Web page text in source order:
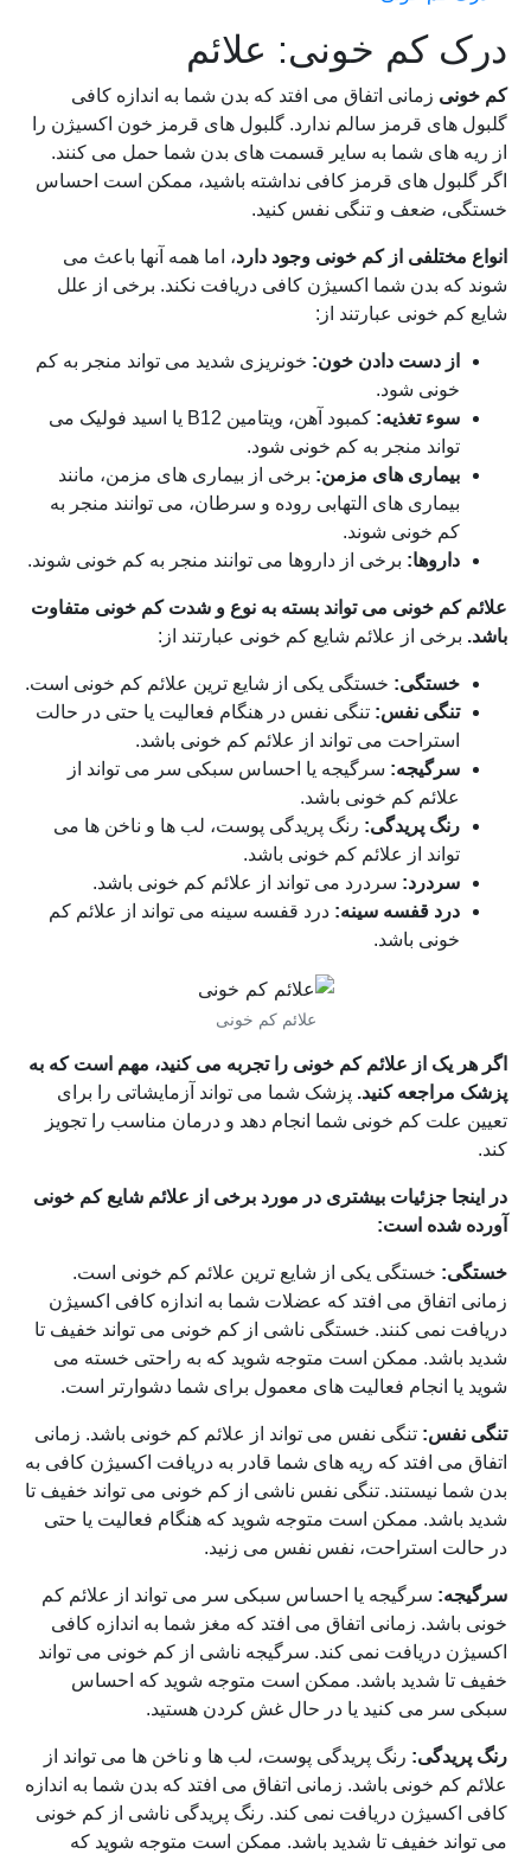
درک کم خونی: علائم
کم خونی زمانی اتفاق می افتد که بدن شما به اندازه کافی
گلبول های قرمز سالم ندارد. گلبول های قرمز خون اکسیژن را
از ریه های شما به سایر قسمت های بدن شما حمل می کنند.
اگر گلبول های قرمز کافی نداشته باشید، ممکن است احساس
خستگی، ضعف و تنگی نفس کنید.
انواع مختلفی از کم خونی وجود دارد، اما همه آنها باعث می
شوند که بدن شما اکسیژن کافی دریافت نکند. برخی از علل
شایع کم خونی عبارتند از:
از دست دادن خون: خونریزی شدید می تواند منجر به کم
خونی شود.
سوء تغذیه:
کمبود آهن، ویتامین B12 یا اسید فولیک می
تواند منجر به کم خونی شود.
بیماری های مزمن: برخی از بیماری های مزمن، مانند
بیماری های التهابی روده و سرطان، می توانند منجر به
کم خونی شوند.
داروها: برخی از داروها می توانند منجر به کم خونی شوند.
علائم کم خونی می تواند بسته به نوع و شدت کم خونی متفاوت
باشد. برخی از علائم شایع کم خونی عبارتند از:
خستگی: خستگی یکی از شایع ترین علائم کم خونی است.
تنگی نفس: تنگی نفس در هنگام فعالیت یا حتی در حالت
استراحت می تواند از علائم کم خونی باشد.
سرگیجه: سرگیجه یا احساس سبکی سر می تواند از
علائم کم خونی باشد.
رنگ پریدگی: رنگ پریدگی پوست، لب ها و ناخن ها می
تواند از علائم کم خونی باشد.
سردرد: سردرد می تواند از علائم کم خونی باشد.
درد قفسه سینه: درد قفسه سینه می تواند از علائم کم
خونی باشد.
علائم کم خونی
اگر هر یک از علائم کم خونی را تجربه می کنید، مهم است که به
پزشک مراجعه کنید. پزشک شما می تواند آزمایشاتی را برای
تعیین علت کم خونی شما انجام دهد و درمان مناسب را تجویز
کند.
در اینجا جزئیات بیشتری در مورد برخی از علائم شایع کم خونی
آورده شده است:
خستگی: خستگی یکی از شایع ترین علائم کم خونی است.
زمانی اتفاق می افتد که عضلات شما به اندازه کافی اکسیژن
دریافت نمی کنند. خستگی ناشی از کم خونی می تواند خفیف تا
شدید باشد. ممکن است متوجه شوید که به راحتی خسته می
شوید یا انجام فعالیت های معمول برای شما دشوارتر است.
تنگی نفس: تنگی نفس می تواند از علائم کم خونی باشد. زمانی
اتفاق می افتد که ریه های شما قادر به دریافت اکسیژن کافی به
بدن شما نیستند. تنگی نفس ناشی از کم خونی می تواند خفیف تا
شدید باشد. ممکن است متوجه شوید که هنگام فعالیت یا حتی
در حالت استراحت، نفس نفس می زنید.
سرگیجه: سرگیجه یا احساس سبکی سر می تواند از علائم کم
خونی باشد. زمانی اتفاق می افتد که مغز شما به اندازه کافی
اکسیژن دریافت نمی کند. سرگیجه ناشی از کم خونی می تواند
خفیف تا شدید باشد. ممکن است متوجه شوید که احساس
سبکی سر می کنید یا در حال غش کردن هستید.
رنگ پریدگی: رنگ پریدگی پوست، لب ها و ناخن ها می تواند از
علائم کم خونی باشد. زمانی اتفاق می افتد که بدن شما به اندازه
کافی اکسیژن دریافت نمی کند. رنگ پریدگی ناشی از کم خونی
می تواند خفیف تا شدید باشد. ممکن است متوجه شوید که